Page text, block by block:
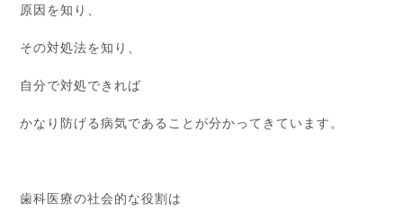
原因を知り、
その対処法を知り、
自分で対処できれば
かなり防げる病気であることが分かってきています。
歯科医療の社会的な役割は